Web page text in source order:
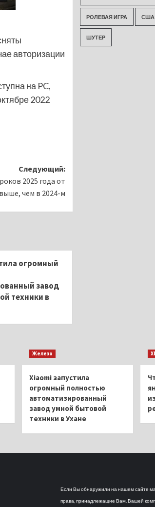
авторизации
на PC,
2022
Следующий:
2025 года от
чем в 2024-м
огромный
завод
техники в
РОЛЕВАЯ ИГРА США
ШУТЕР
Железо
Xiaomi запустила
огромный полностью
автоматизированный
завод умной бытовой
техники в Ухане
Если Вы обнаружили на нашем сайте
права, принадлежащие Вам, Вашей